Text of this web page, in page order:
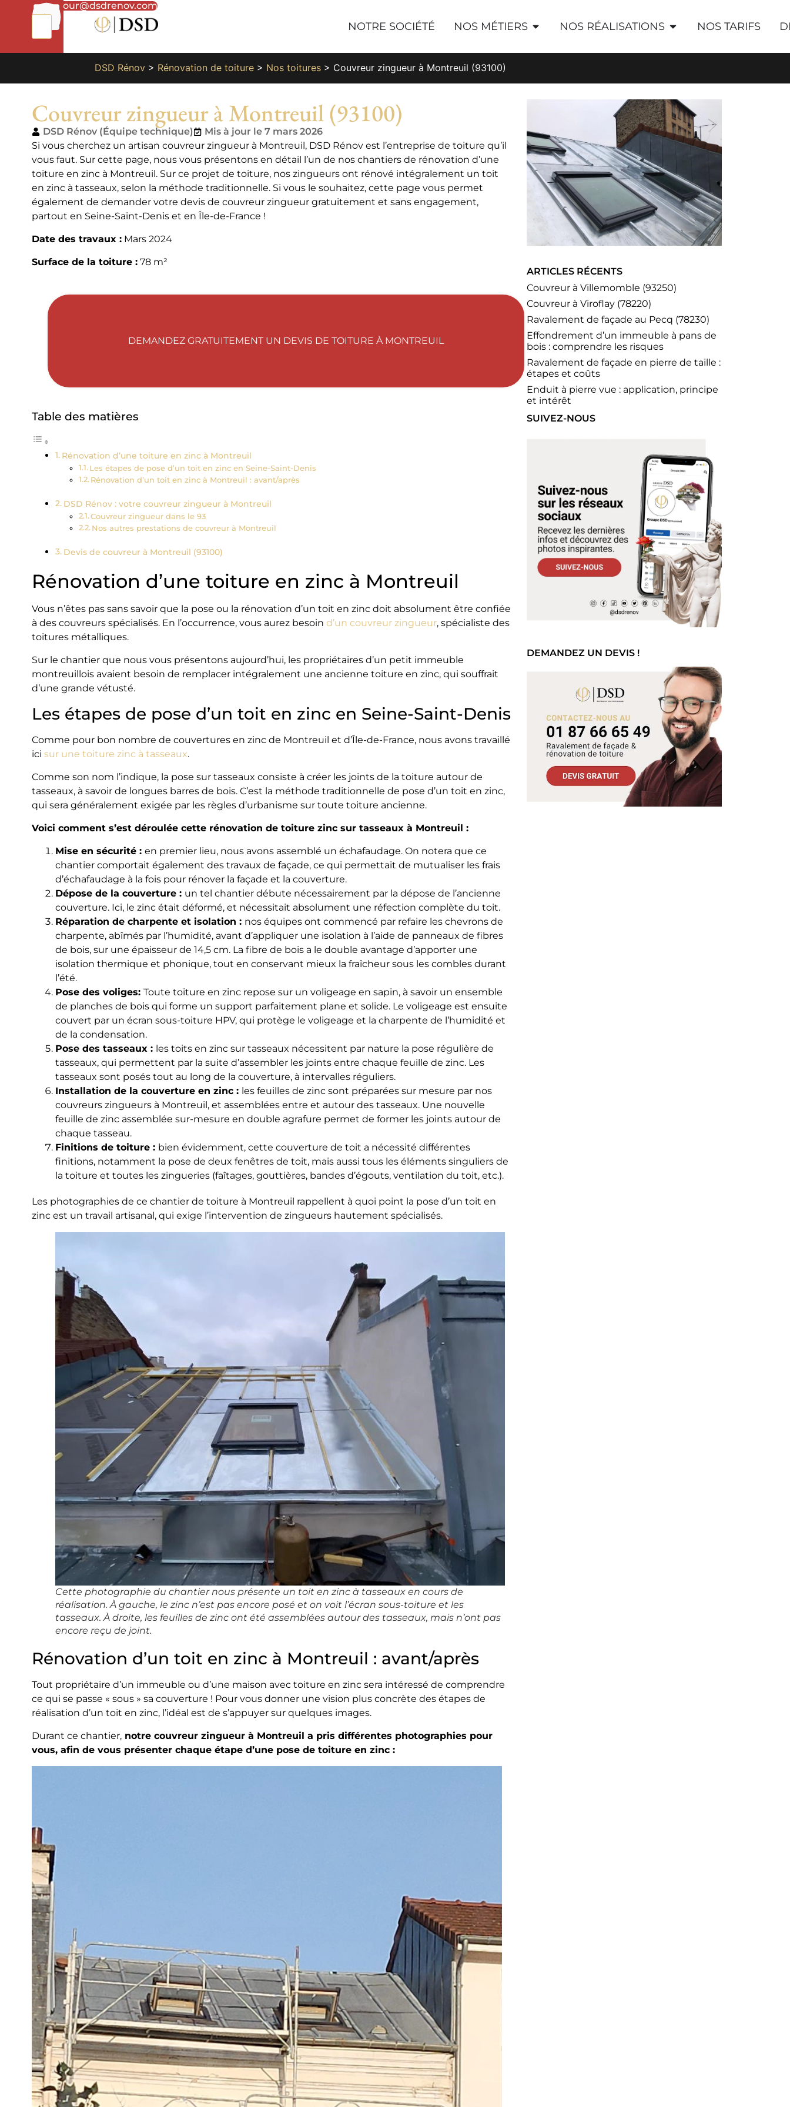
01
87
65
49
bonjour@dsdrenov.com
NOTRE SOCIÉTÉ NOS MÉTIERS NOS RÉALISATIONS NOS TARIFS
DSD Rénov > Rénovation de toiture > Nos toitures > Couvreur zingueur à Montreuil (93100)
Couvreur zingueur à Montreuil (93100)
DSD Rénov (Équipe technique)
Mis à jour le 7 mars 2026
Si vous cherchez un artisan couvreur zingueur à Montreuil, DSD Rénov est l’entreprise de toiture qu’il
vous faut. Sur cette page, nous vous présentons en détail l’un de nos chantiers de rénovation d’une
toiture en zinc à Montreuil. Sur ce projet de toiture, nos zingueurs ont rénové intégralement un toit
en zinc à tasseaux, selon la méthode traditionnelle. Si vous le souhaitez, cette page vous permet
également de demander votre devis de couvreur zingueur gratuitement et sans engagement,
partout en Seine-Saint-Denis et en Île-de-France !
Date des travaux :Mars 2024
Surface de la toiture :78 m²
DEMANDEZ GRATUITEMENT UN DEVIS DE TOITURE À MONTREUIL
Table des matières
Rénovation d’une toiture en zinc à Montreuil
Les étapes de pose d’un toit en zinc en Seine-Saint-Denis
Rénovation d’un toit en zinc à Montreuil : avant/après
DSD Rénov : votre couvreur zingueur à Montreuil
Couvreur zingueur dans le 93
Nos autres prestations de couvreur à Montreuil
Devis de couvreur à Montreuil (93100)
Rénovation d’une toiture en zinc à Montreuil
Vous n’êtes pas sans savoir que la pose ou la rénovation d’un toit en zinc doit absolument être confiée
à des couvreurs spécialisés. En l’occurrence, vous aurez besoin d’un couvreur zingueur, spécialiste des
toitures métalliques.
Sur le chantier que nous vous présentons aujourd’hui, les propriétaires d’un petit immeuble
montreuillois avaient besoin de remplacer intégralement une ancienne toiture en zinc, qui souffrait
d’une grande vétusté.
Les étapes de pose d’un toit en zinc en Seine-Saint-Denis
Comme pour bon nombre de couvertures en zinc de Montreuil et d’Île-de-France, nous avons travaillé
ici sur une toiture zinc à tasseaux.
Comme son nom l’indique, la pose sur tasseaux consiste à créer les joints de la toiture autour de
tasseaux, à savoir de longues barres de bois. C’est la méthode traditionnelle de pose d’un toit en zinc,
qui sera généralement exigée par les règles d’urbanisme sur toute toiture ancienne.
Voici comment s’est déroulée cette rénovation de toiture zinc sur tasseaux à Montreuil :
Mise en sécurité : en premier lieu, nous avons assemblé un échafaudage. On notera que ce
chantier comportait également des travaux de façade, ce qui permettait de mutualiser les frais
d’échafaudage à la fois pour rénover la façade et la couverture.
Dépose de la couverture : un tel chantier débute nécessairement par la dépose de l’ancienne
couverture. Ici, le zinc était déformé, et nécessitait absolument une réfection complète du toit.
Réparation de charpente et isolation : nos équipes ont commencé par refaire les chevrons de
charpente, abîmés par l’humidité, avant d’appliquer une isolation à l’aide de panneaux de fibres
de bois, sur une épaisseur de 14,5 cm. La fibre de bois a le double avantage d’apporter une
isolation thermique et phonique, tout en conservant mieux la fraîcheur sous les combles durant
l’été.
Pose des voliges: Toute toiture en zinc repose sur un voligeage en sapin, à savoir un ensemble
de planches de bois qui forme un support parfaitement plane et solide. Le voligeage est ensuite
couvert par un écran sous-toiture HPV, qui protège le voligeage et la charpente de l’humidité et
de la condensation.
Pose des tasseaux : les toits en zinc sur tasseaux nécessitent par nature la pose régulière de
tasseaux, qui permettent par la suite d’assembler les joints entre chaque feuille de zinc. Les
tasseaux sont posés tout au long de la couverture, à intervalles réguliers.
Installation de la couverture en zinc : les feuilles de zinc sont préparées sur mesure par nos
couvreurs zingueurs à Montreuil, et assemblées entre et autour des tasseaux. Une nouvelle
feuille de zinc assemblée sur-mesure en double agrafure permet de former les joints autour de
chaque tasseau.
Finitions de toiture : bien évidemment, cette couverture de toit a nécessité différentes
finitions, notamment la pose de deux fenêtres de toit, mais aussi tous les éléments singuliers de
la toiture et toutes les zingueries (faîtages, gouttières, bandes d’égouts, ventilation du toit, etc.).
Les photographies de ce chantier de toiture à Montreuil rappellent à quoi point la pose d’un toit en
zinc est un travail artisanal, qui exige l’intervention de zingueurs hautement spécialisés.
Cette photographie du chantier nous présente un toit en zinc à tasseaux en cours de
réalisation. À gauche, le zinc n’est pas encore posé et on voit l’écran sous-toiture et les
tasseaux. À droite, les feuilles de zinc ont été assemblées autour des tasseaux, mais n’ont pas
encore reçu de joint.
Rénovation d’un toit en zinc à Montreuil : avant/après
Tout propriétaire d’un immeuble ou d’une maison avec toiture en zinc sera intéressé de comprendre
ce qui se passe « sous » sa couverture ! Pour vous donner une vision plus concrète des étapes de
réalisation d’un toit en zinc, l’idéal est de s’appuyer sur quelques images.
Durant ce chantier,notre couvreur zingueur à Montreuil a pris différentes photographies pour
vous, afin de vous présenter chaque étape d’une pose de toiture en zinc :
ARTICLES RÉCENTS
Couvreur à Villemomble (93250)
Couvreur à Viroflay (78220)
Ravalement de façade au Pecq (78230)
Effondrement d’un immeuble à pans de
bois : comprendre les risques
Ravalement de façade en pierre de taille :
étapes et coûts
Enduit à pierre vue : application, principe
et intérêt
SUIVEZ-NOUS
DEMANDEZ UN DEVIS !